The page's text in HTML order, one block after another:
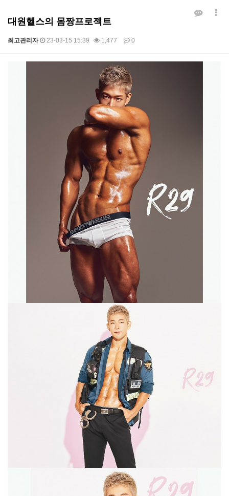
대원헬스의 몸짱프로젝트
최고관리자 23-03-15 15:39 1,477 0